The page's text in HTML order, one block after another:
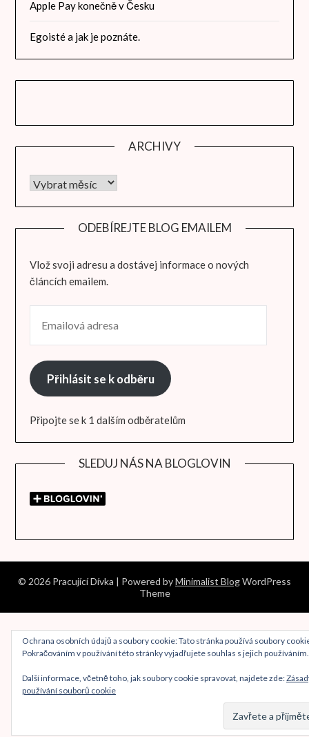
Apple Pay konečně v Česku
Egoisté a jak je poznáte.
ARCHIVY
Archivy
ODEBÍREJTE BLOG EMAILEM
Vlož svoji adresu a dostávej informace o nových
článcích emailem.
Přihlásit se k odběru
Připojte se k 1 dalším odběratelům
SLEDUJ NÁS NA BLOGLOVIN
© 2026 Pracující Dívka | Powered byMinimalist BlogWordPress
Theme
Ochrana osobních údajů a soubory cookie: Tato stránka používá soubory
Pokračováním v používání této stránky vyjadřujete souhlas s jejich používáním.
Další informace, včetně toho, jak soubory cookie spravovat, najdete zde:
používání souborů cookie